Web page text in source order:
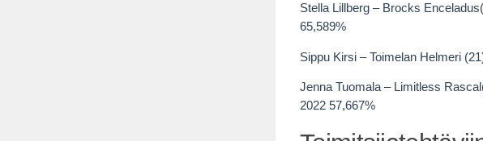
Stella Lillberg – Brocks
65,589%
Sippu Kirsi – Toimelan Helmeri
Jenna Tuomala – Limitless
2022 57,667%